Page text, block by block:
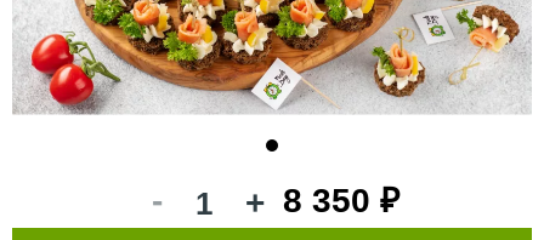
- + 8 350 ₽